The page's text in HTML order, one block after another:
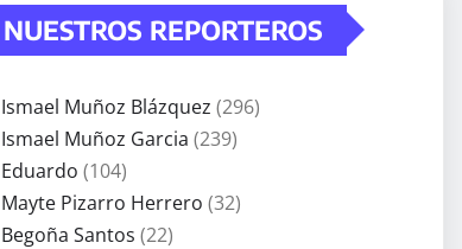
NUESTROS REPORTEROS
Ismael Muñoz Blázquez (296)
Ismael Muñoz Garcia (239)
Eduardo (104)
Mayte Pizarro Herrero (32)
Begoña Santos (22)